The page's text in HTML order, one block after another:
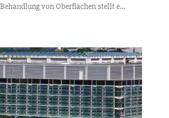
von Oberflächen stellt e...